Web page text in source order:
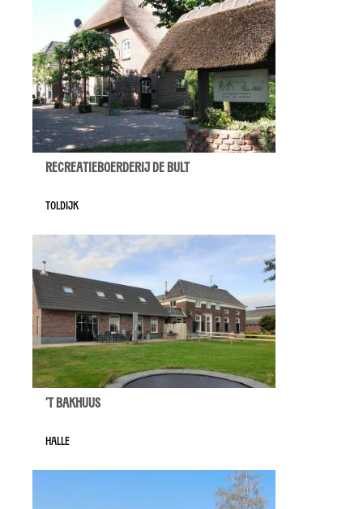
Recreatieboerderij De Bult
Toldijk
't Bakhuus
Halle